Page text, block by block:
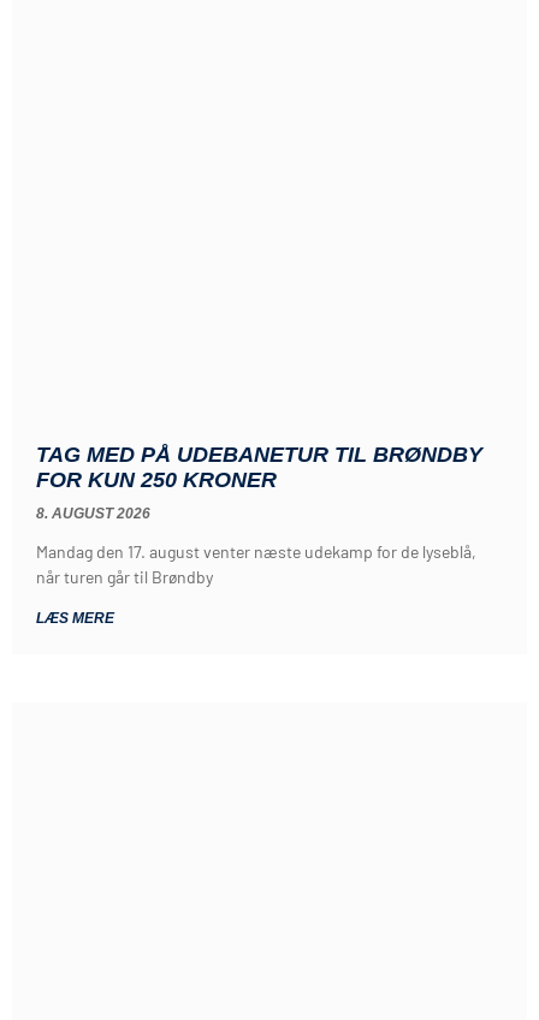
TAG MED PÅ UDEBANETUR TIL BRØNDBY
FOR KUN 250 KRONER
8. AUGUST 2026
Mandag den 17. august venter næste udekamp for de lyseblå,
når turen går til Brøndby
LÆS MERE